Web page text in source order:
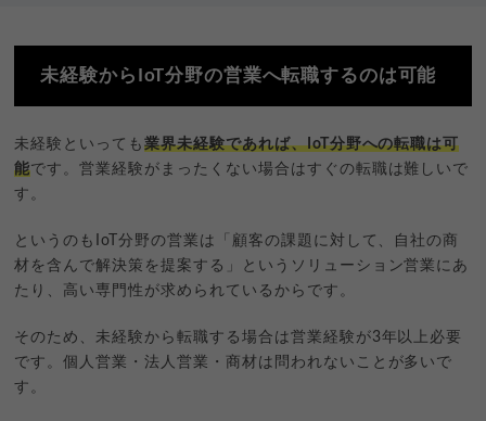
未経験からIoT分野の営業へ転職するのは可能
未経験といっても業界未経験であれば、IoT分野への転職は可
能です。営業経験がまったくない場合はすぐの転職は難しいで
す。
というのもIoT分野の営業は「顧客の課題に対して、自社の商
材を含んで解決策を提案する」というソリューション営業にあ
たり、高い専門性が求められているからです。
そのため、未経験から転職する場合は営業経験が3年以上必要
です。個人営業・法人営業・商材は問われないことが多いで
す。